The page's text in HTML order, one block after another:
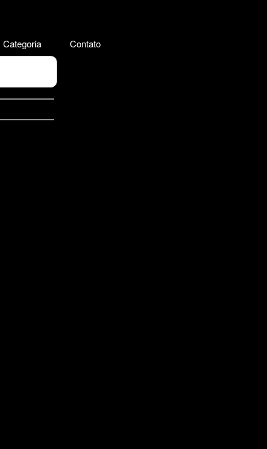
Categoria Contato